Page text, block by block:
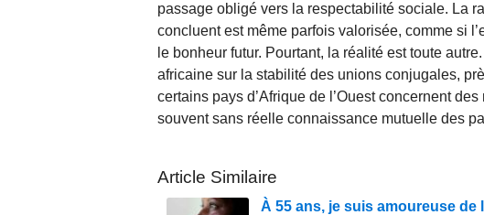
passage obligé vers la respectabilité sociale. La
concluent est même parfois valorisée, comme si
le bonheur futur. Pourtant, la réalité est toute
africaine sur la stabilité des unions conjugales,
certains pays d’Afrique de l’Ouest concernent
souvent sans réelle connaissance mutuelle des
Article Similaire
À 55 ans, je suis amoureuse de